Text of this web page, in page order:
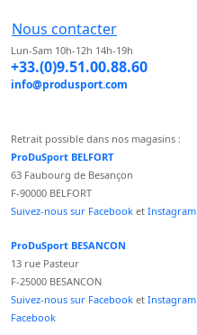
Nous contacter
Lun-Sam 10h-12h 14h-19h
+33.(0)9.51.00.88.60
info@produsport.com
Retrait possible dans nos magasins :
ProDuSport BELFORT
63 Faubourg de Besançon
F-90000 BELFORT
Suivez-nous sur Facebook et Instagram
ProDuSport BESANCON
13 rue Pasteur
F-25000 BESANCON
Suivez-nous sur Facebook et Instagram
Facebook